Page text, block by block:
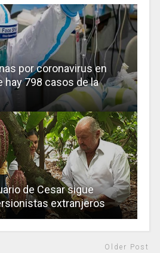
por coronavirus en
hay 798 casos de la
de Cesar sigue
extranjeros
Older Post